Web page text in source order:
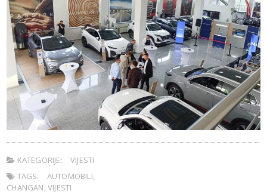
KATEGORIJE:
VIJESTI
TAGS:
AUTOMOBILI,
CHANGAN,VIJESTI